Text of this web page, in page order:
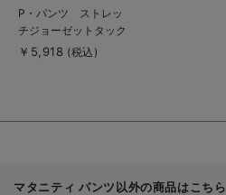
商
品
詳
を
P・パンツ ストレッ
チジョーゼットタック
ワイド
￥5,918 (税込)
マタニティ パンツ以外の商品はこちら